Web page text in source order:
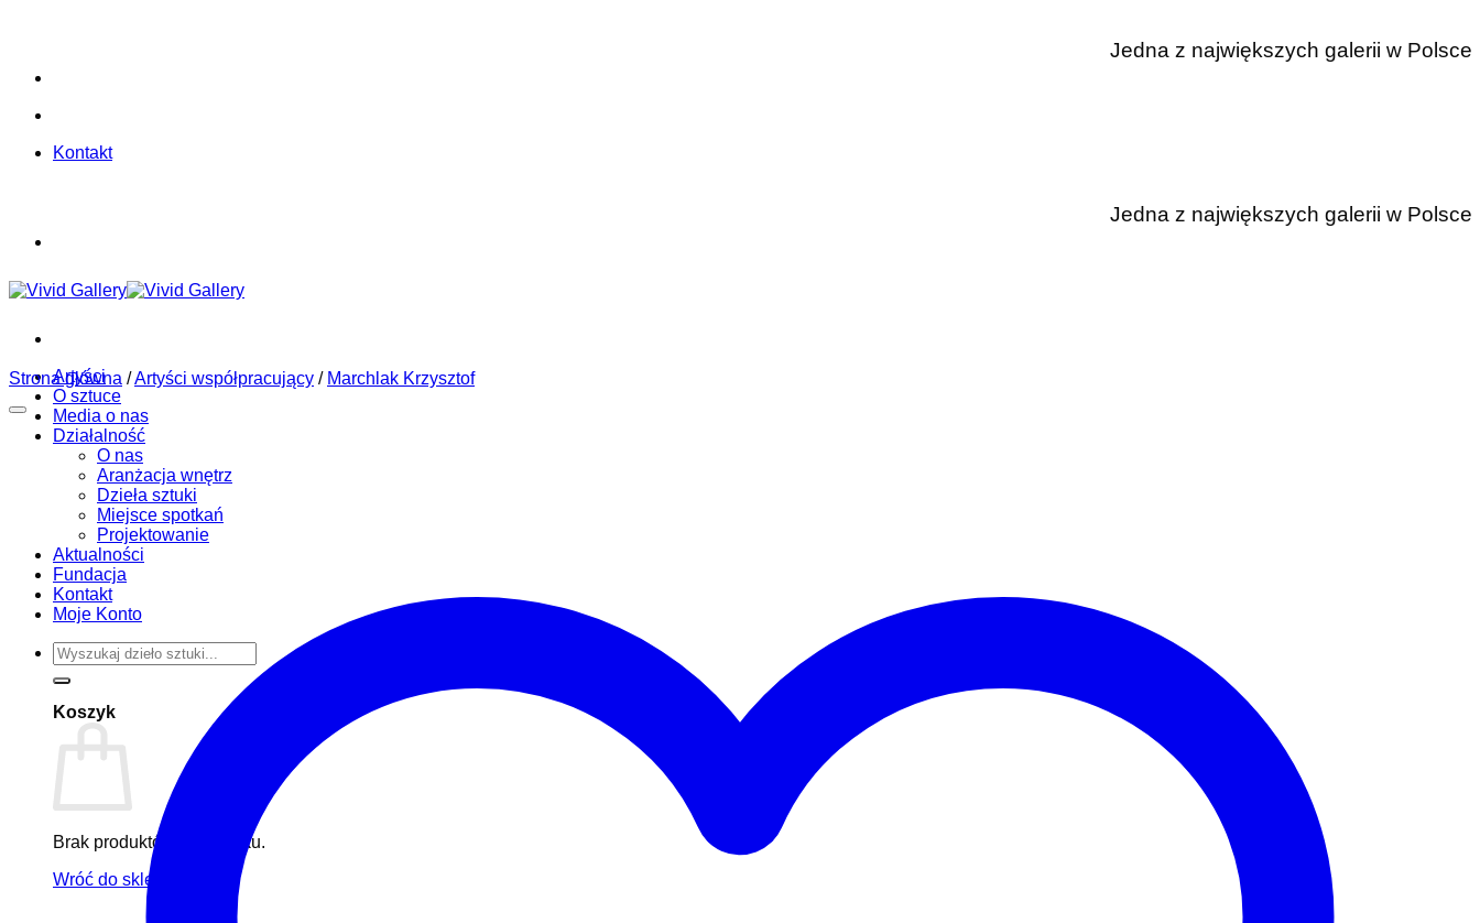
Jedna z największych galerii w Polsce |
Kontakt
Jedna z największych galerii w Polsce |
Artyści
O sztuce
Media o nas
Działalność
O nas
Aranżacja wnętrz
Dzieła sztuki
Miejsce spotkań
Projektowanie
Aktualności
Fundacja
Kontakt
Moje Konto
Koszyk
Brak produktów w koszyku.
Wróć do sklepu
Strona główna /Artyści współpracujący / Marchlak Krzysztof